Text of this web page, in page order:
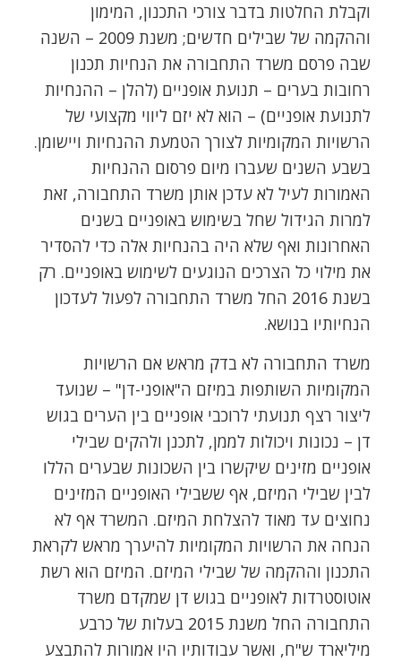
וקבלת החלטות בדבר צורכי התכנון, המימון
וההקמה של שבילים חדשים; משנת 2009 – השנה
שבה פרסם משרד התחבורה את הנחיות תכנון
רחובות בערים – תנועת אופניים (להלן – ההנחיות
לתנועת אופניים) – הוא לא יזם ליווי מקצועי של
הרשויות המקומיות לצורך הטמעת ההנחיות ויישומן.
בשבע השנים שעברו מיום פרסום ההנחיות
האמורות לעיל לא עדכן אותן משרד התחבורה, זאת
למרות הגידול שחל בשימוש באופניים בשנים
האחרונות ואף שלא היה בהנחיות אלה כדי להסדיר
את מילוי כל הצרכים הנוגעים לשימוש באופניים. רק
בשנת 2016 החל משרד התחבורה לפעול לעדכון
הנחיותיו בנושא.
משרד התחבורה לא בדק מראש אם הרשויות
המקומיות השותפות במיזם ה"אופני-דן" – שנועד
ליצור רצף תנועתי לרוכבי אופניים בין הערים בגוש
דן – נכונות ויכולות לממן, לתכנן ולהקים שבילי
אופניים מזינים שיקשרו בין השכונות שבערים הללו
לבין שבילי המיזם, אף ששבילי האופניים המזינים
נחוצים עד מאוד להצלחת המיזם. המשרד אף לא
הנחה את הרשויות המקומיות להיערך מראש לקראת
התכנון וההקמה של שבילי המיזם. המיזם הוא רשת
אוטוסטרדות לאופניים בגוש דן שמקדם משרד
התחבורה החל משנת 2015 בעלות של כרבע
מיליארד ש"ח, ואשר עבודותיו היו אמורות להתבצע